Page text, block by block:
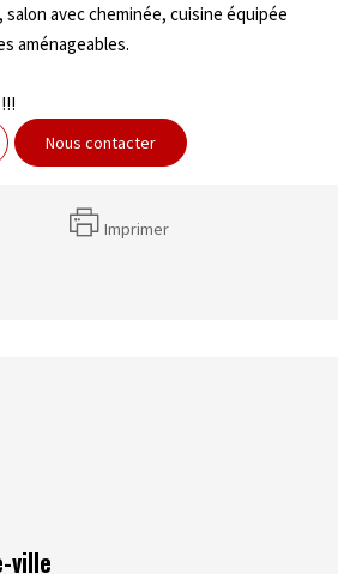
avec cheminée, cuisine équipée
aménageables.
Nous contacter
Imprimer
ville